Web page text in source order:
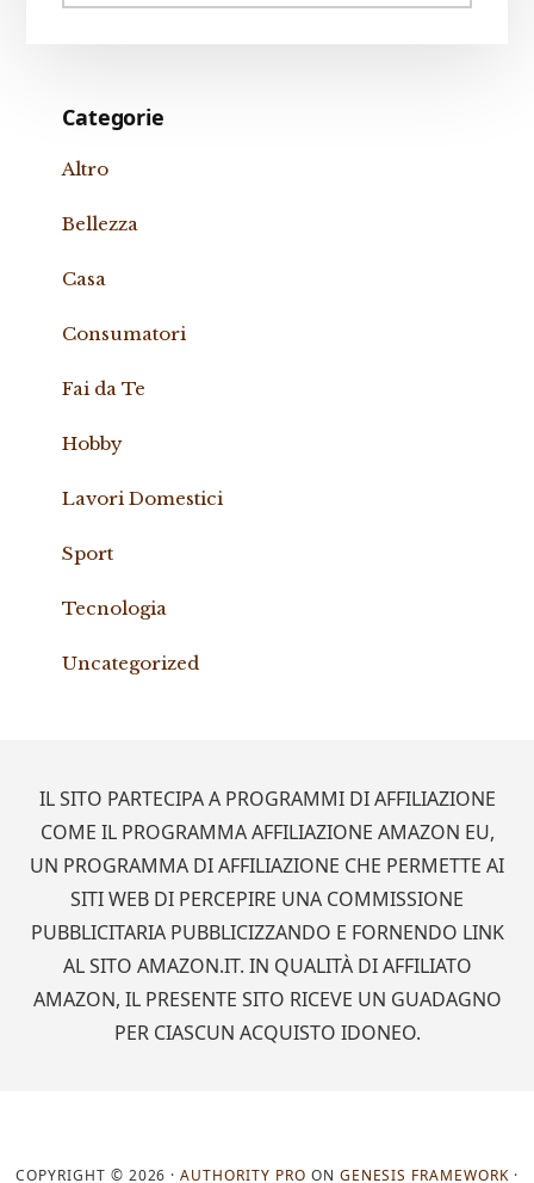
Categorie
Altro
Bellezza
Casa
Consumatori
Fai da Te
Hobby
Lavori Domestici
Sport
Tecnologia
Uncategorized
IL SITO PARTECIPA A PROGRAMMI DI AFFILIAZIONE
COME IL PROGRAMMA AFFILIAZIONE AMAZON EU,
UN PROGRAMMA DI AFFILIAZIONE CHE PERMETTE AI
SITI WEB DI PERCEPIRE UNA COMMISSIONE
PUBBLICITARIA PUBBLICIZZANDO E FORNENDO LINK
AL SITO AMAZON.IT. IN QUALITÀ DI AFFILIATO
AMAZON, IL PRESENTE SITO RICEVE UN GUADAGNO
PER CIASCUN ACQUISTO IDONEO.
COPYRIGHT © 2026 ·AUTHORITY PRO ON GENESIS FRAMEWORK·